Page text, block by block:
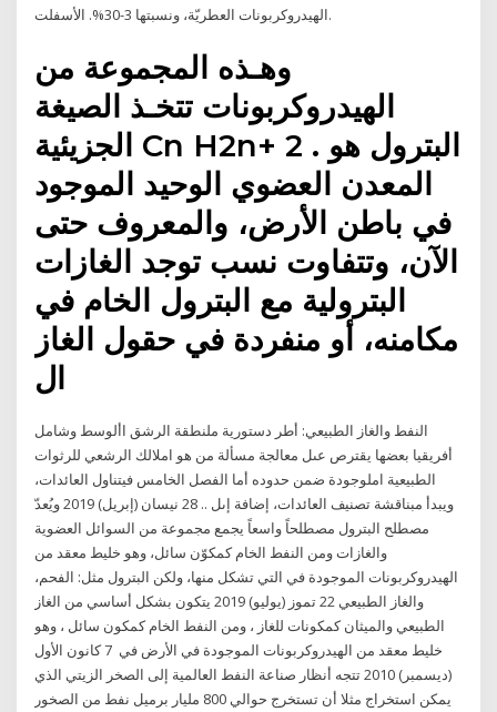
الهيدروكربونات العطريّة، ونسبتها 3-30%. الأسفلت.
وهـذه المجموعة من
الهيدروكربونات تتخـذ الصيغة
الجزيئية Cn H2n+ 2 . البترول هو
المعدن العضوي الوحيد الموجود
في باطن الأرض، والمعروف حتى
الآن، وتتفاوت نسب توجد الغازات
البترولية مع البترول الخام في
مكامنه، أو منفردة في حقول الغاز
ال
النفط والغاز الطبيعي: أطر دستورية ملنطقة الرشق األوسط وشامل
أفريقيا بعضها يقترص عىل معالجة مسألة من هو املالك الرشعي للرثوات
الطبيعية املوجودة ضمن حدوده أما الفصل الخامس فيتناول العائدات،
ويبدأ مبناقشة تصنيف العائدات، إضافة إىل .. 28 نيسان (إبريل) 2019 ويُعدّ
مصطلح البترول مصطلحاً واسعاً يجمع مجموعة من السوائل العضوية
والغازات ومن النفط الخام كمكوّن سائل، وهو خليط معقد من
الهيدروكربونات الموجودة في التي تشكل منها، ولكن البترول مثل: الفحم،
والغاز الطبيعي 22 تموز (يوليو) 2019 يتكون بشكل أساسي من الغاز
الطبيعي والميثان كمكونات للغاز ، ومن النفط الخام كمكون سائل ، وهو
خليط معقد من الهيدروكربونات الموجودة في الأرض في 7 كانون الأول
(ديسمبر) 2010 تتجه أنظار صناعة النفط العالمية إلى الصخر الزيتي الذي
يمكن استخراج مثلا أن تستخرج حوالي 800 مليار برميل نفط من الصخور